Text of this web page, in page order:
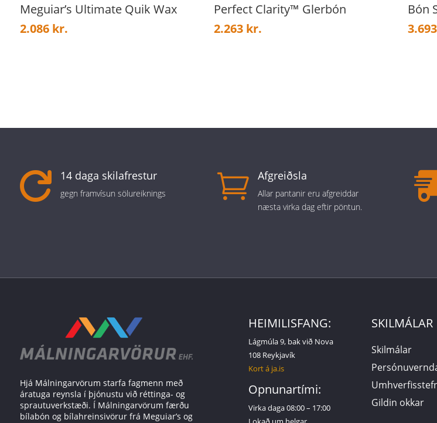
Meguiar’s Ultimate Quik Wax
2.086 kr.
Perfect Clarity™ Glerbón
2.263 kr.
Bón
3.693
 14 daga skilafrestur
gegn framvísun sölureiknings  Afgreiðsla
Allar pantanir eru afgreiddar
næsta virka dag eftir pöntun.
Hjá Málningarvörum starfa fagmenn með
áratuga reynsla í þjónustu við réttinga- og
sprautuverkstæði. Í Málningarvörum færðu
bílabón og bílahreinsivörur frá Meguiar’s og
HEIMILISFANG:
Lágmúla 9, bak við Nova
108 Reykjavík
Kort á ja.is
Opnunartími:
Virka daga 08:00 – 17:00
SKILMÁLAR
Skilmálar
Gildin okkar